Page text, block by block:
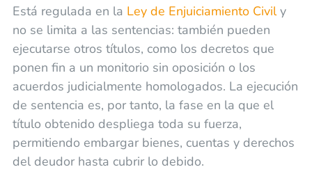
Está regulada en la Ley de Enjuiciamiento Civily
no se limita a las sentencias: también pueden
ejecutarse otros títulos, como los decretos que
ponen fin a un monitorio sin oposición o los
acuerdos judicialmente homologados. La ejecución
de sentencia es, por tanto, la fase en la que el
título obtenido despliega toda su fuerza,
permitiendo embargar bienes, cuentas y derechos
del deudor hasta cubrir lo debido.